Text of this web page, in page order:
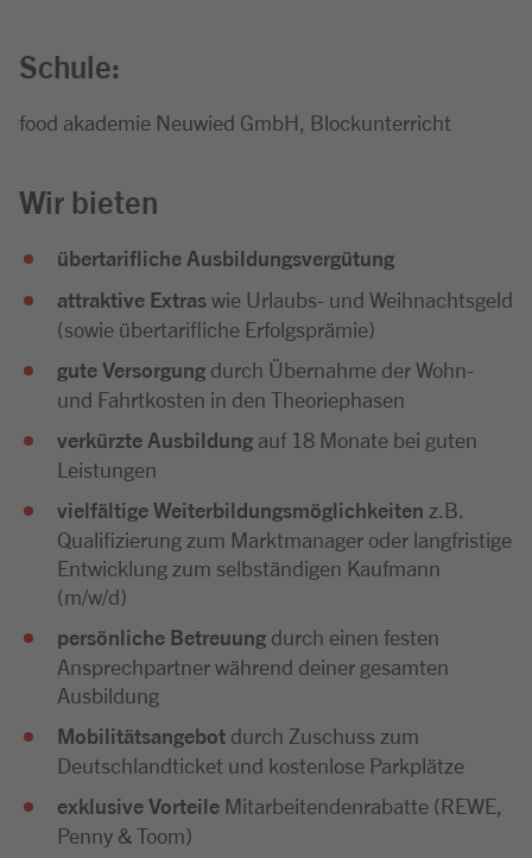
Schule:
food akademie Neuwied GmbH, Blockunterricht
Wir bieten
übertarifliche Ausbildungsvergütung
attraktive Extraswie Urlaubs- und Weihnachtsgeld
(sowie übertarifliche Erfolgsprämie)
gute Versorgung durch Übernahme der Wohn-
und Fahrtkosten in den Theoriephasen
verkürzte Ausbildung auf 18 Monate bei guten
Leistungen
vielfältige Weiterbildungsmöglichkeiten z.B.
Qualifizierung zum Marktmanager oder langfristige
Entwicklung zum selbständigen Kaufmann
(m/w/d)
persönliche Betreuung durch einen festen
Ansprechpartner während deiner gesamten
Ausbildung
Mobilitätsangebot durch Zuschuss zum
Deutschlandticket und kostenlose Parkplätze
exklusive Vorteile Mitarbeitendenrabatte (REWE,
Penny & Toom)